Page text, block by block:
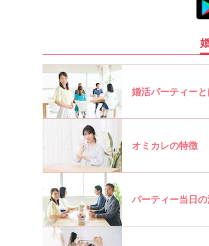
婚活パーティーと
オミカレの特徴
パーティー当日